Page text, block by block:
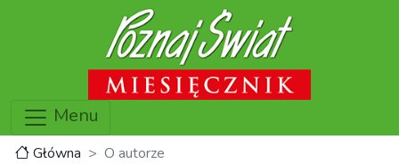
Menu
Główna O autorze